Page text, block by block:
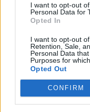
I want to opt-out
Personal Data for
Opted In
I want to opt-out
Retention, Sale,
Personal Data
Purposes for
Opted Out
CONFIRM